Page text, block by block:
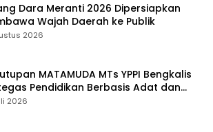
Dara Meranti 2026 Dipersiapkan
Wajah Daerah ke Publik
2026
MATAMUDA MTs YPPI Bengkalis
Pendidikan Berbasis Adat dan
2026